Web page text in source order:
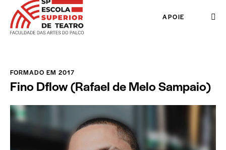
APOIE
FORMADO EM 2017
Fino Dflow (Rafael de Melo Sampaio)